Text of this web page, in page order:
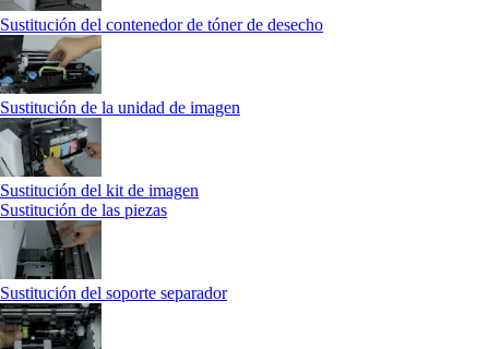
Sustitución del contenedor de tóner de desecho
Sustitución de la unidad de imagen
Sustitución del kit de imagen
Sustitución de las piezas
Sustitución del soporte separador